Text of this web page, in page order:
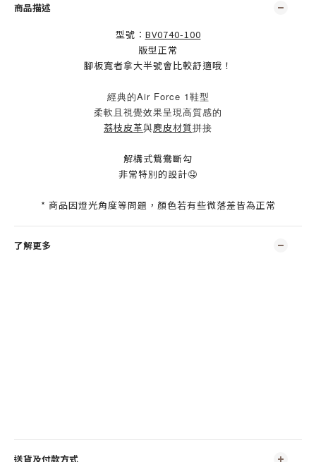
商品描述
型號： BV0740-100
版型正常
腳板寬者拿大半號會比較舒適哦！
經典的Air Force 1鞋型
柔軟且視覺效果呈現高質感的
荔枝皮革與麂皮材質拼接
解構式鴛鴦斷勾
非常特別的設計🤤
* 商品因燈光角度等問題，顏色若有些微落差皆為正常
了解更多
送貨及付款方式